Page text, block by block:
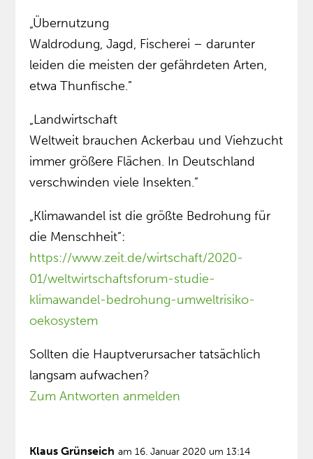
„Übernutzung
Waldrodung, Jagd, Fischerei – darunter
leiden die meisten der gefährdeten Arten,
etwa Thunfische.”
„Landwirtschaft
Weltweit brauchen Ackerbau und Viehzucht
immer größere Flächen. In Deutschland
verschwinden viele Insekten.”
„Klimawandel ist die größte Bedrohung für
die Menschheit”:
https://www.zeit.de/wirtschaft/2020-
01/weltwirtschaftsforum-studie-
klimawandel-bedrohung-umweltrisiko-
oekosystem
Sollten die Hauptverursacher tatsächlich
langsam aufwachen?
Zum Antworten anmelden
Klaus Grünseich am 16. Januar 2020 um 13:14